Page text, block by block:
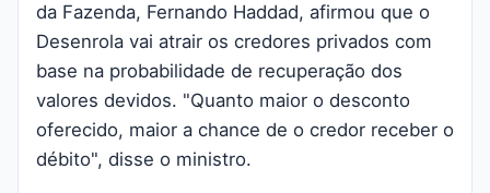
da Fazenda, Fernando Haddad, afirmou que o
Desenrola vai atrair os credores privados com
base na probabilidade de recuperação dos
valores devidos. "Quanto maior o desconto
oferecido, maior a chance de o credor receber o
débito", disse o ministro.